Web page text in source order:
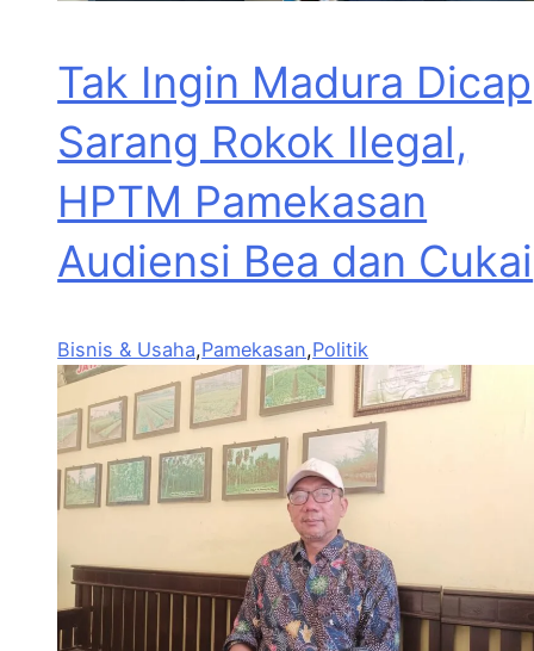
Tak Ingin Madura Dicap
Sarang Rokok Ilegal,
HPTM Pamekasan
Audiensi Bea dan Cukai
Bisnis & Usaha,Pamekasan,Politik